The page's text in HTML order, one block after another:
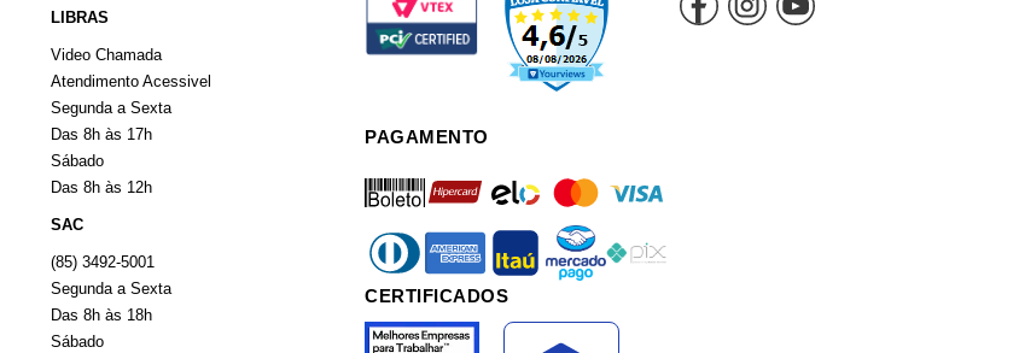
LIBRAS
Video Chamada
Atendimento Acessivel
Segunda a Sexta
Das 8h às 17h
Sábado
Das 8h às 12h
SAC
(85) 3492-5001
Segunda a Sexta
Das 8h às 18h
Sábado
PAGAMENTO
boleto mastercard
diners american itau mercadopago
CERTIFICADOS